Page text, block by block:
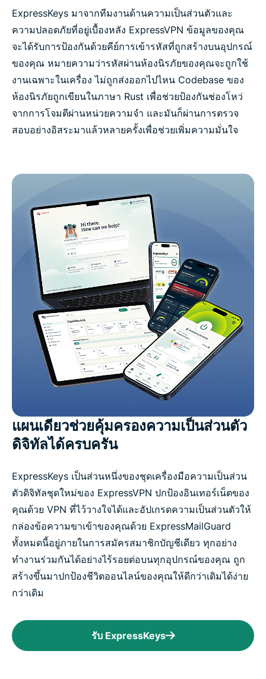
ExpressKeys มาจากทีมงานด้านความเป็นส่วนตัวและ
ความปลอดภัยที่อยู่เบื้องหลัง ExpressVPN ข้อมูลของคุณ
จะได้รับการป้องกันด้วยคีย์การเข้ารหัสที่ถูกสร้างบนอุปกรณ์
ของคุณ หมายความว่ารหัสผ่านห้องนิรภัยของคุณจะถูกใช้
งานเฉพาะในเครื่อง ไม่ถูกส่งออกไปไหน Codebase ของ
ห้องนิรภัยถูกเขียนในภาษา Rust เพื่อช่วยป้องกันช่องโหว่
จากการโจมตีผ่านหน่วยความจำ และมันก็ผ่านการตรวจ
สอบอย่างอิสระมาแล้วหลายครั้งเพื่อช่วยเพิ่มความมั่นใจ
แผนเดียวช่วยคุ้มครองความเป็นส่วนตัว
ดิจิทัลได้ครบครัน
ExpressKeys เป็นส่วนหนึ่งของชุดเครื่องมือความเป็นส่วน
ตัวดิจิทัลชุดใหม่ของ ExpressVPN ปกป้องอินเทอร์เน็ตของ
คุณด้วย VPN ที่ไว้วางใจได้และอัปเกรดความเป็นส่วนตัวให้
กล่องข้อความขาเข้าของคุณด้วย ExpressMailGuard
ทั้งหมดนี้อยู่ภายในการสมัครสมาชิกบัญชีเดียว ทุกอย่าง
ทำงานร่วมกันได้อย่างไร้รอยต่อบนทุกอุปกรณ์ของคุณ ถูก
สร้างขึ้นมาปกป้องชีวิตออนไลน์ของคุณให้ดีกว่าเดิมได้ง่าย
กว่าเดิม
รับ ExpressKeys